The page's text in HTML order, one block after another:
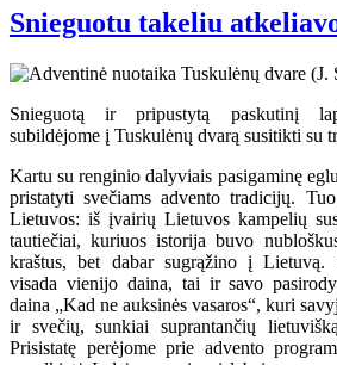
Snieguotu takeliu
Snieguotą ir pripustytą paskutinį
subildėjome į Tuskulėnų dvarą susitikti su
Kartu su renginio dalyviais pasigaminę
pristatyti svečiams advento tradicijų.
Lietuvos: iš įvairių Lietuvos kampelių
tautiečiai, kuriuos istorija buvo
kraštus, bet dabar sugrąžino į Lietuvą.
visada vienijo daina, tai ir savo
daina „Kad ne auksinės vasaros“, kuri
ir svečių, sunkiai suprantančių
Prisistatę perėjome prie advento